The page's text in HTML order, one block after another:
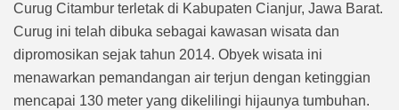
Curug Citambur terletak di Kabupaten Cianjur, Jawa Barat.
Curug ini telah dibuka sebagai kawasan wisata dan
dipromosikan sejak tahun 2014. Obyek wisata ini
menawarkan pemandangan air terjun dengan ketinggian
mencapai 130 meter yang dikelilingi hijaunya tumbuhan.